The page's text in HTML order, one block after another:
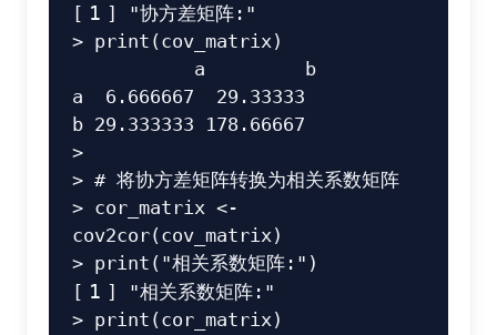
[ 1 ]
"协方差矩阵:"
> print (cov_matrix)
a  6.666667  29.33333
>
> # 将协方差矩阵转换为相关系数矩阵
> cor_matrix <-
cov2cor(cov_matrix)
> print ( "相关系数矩阵:" )
[ 1 ]
"相关系数矩阵:"
> print (cor_matrix)